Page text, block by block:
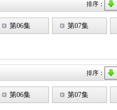
排序：
第06集 第07集
排序：
第06集 第07集